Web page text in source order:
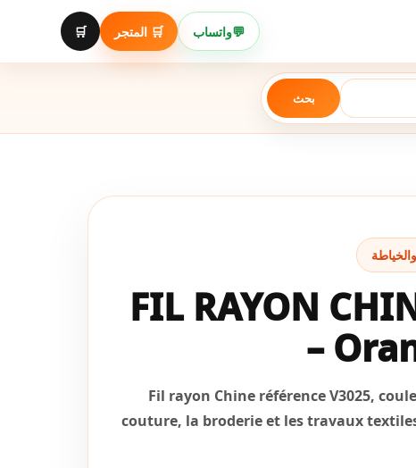
💬واتساب 🛒 المتجر 🛒
بحث
FIL RAYON
–
Fil rayon Chine référence V3025,
couture, la broderie et les travaux